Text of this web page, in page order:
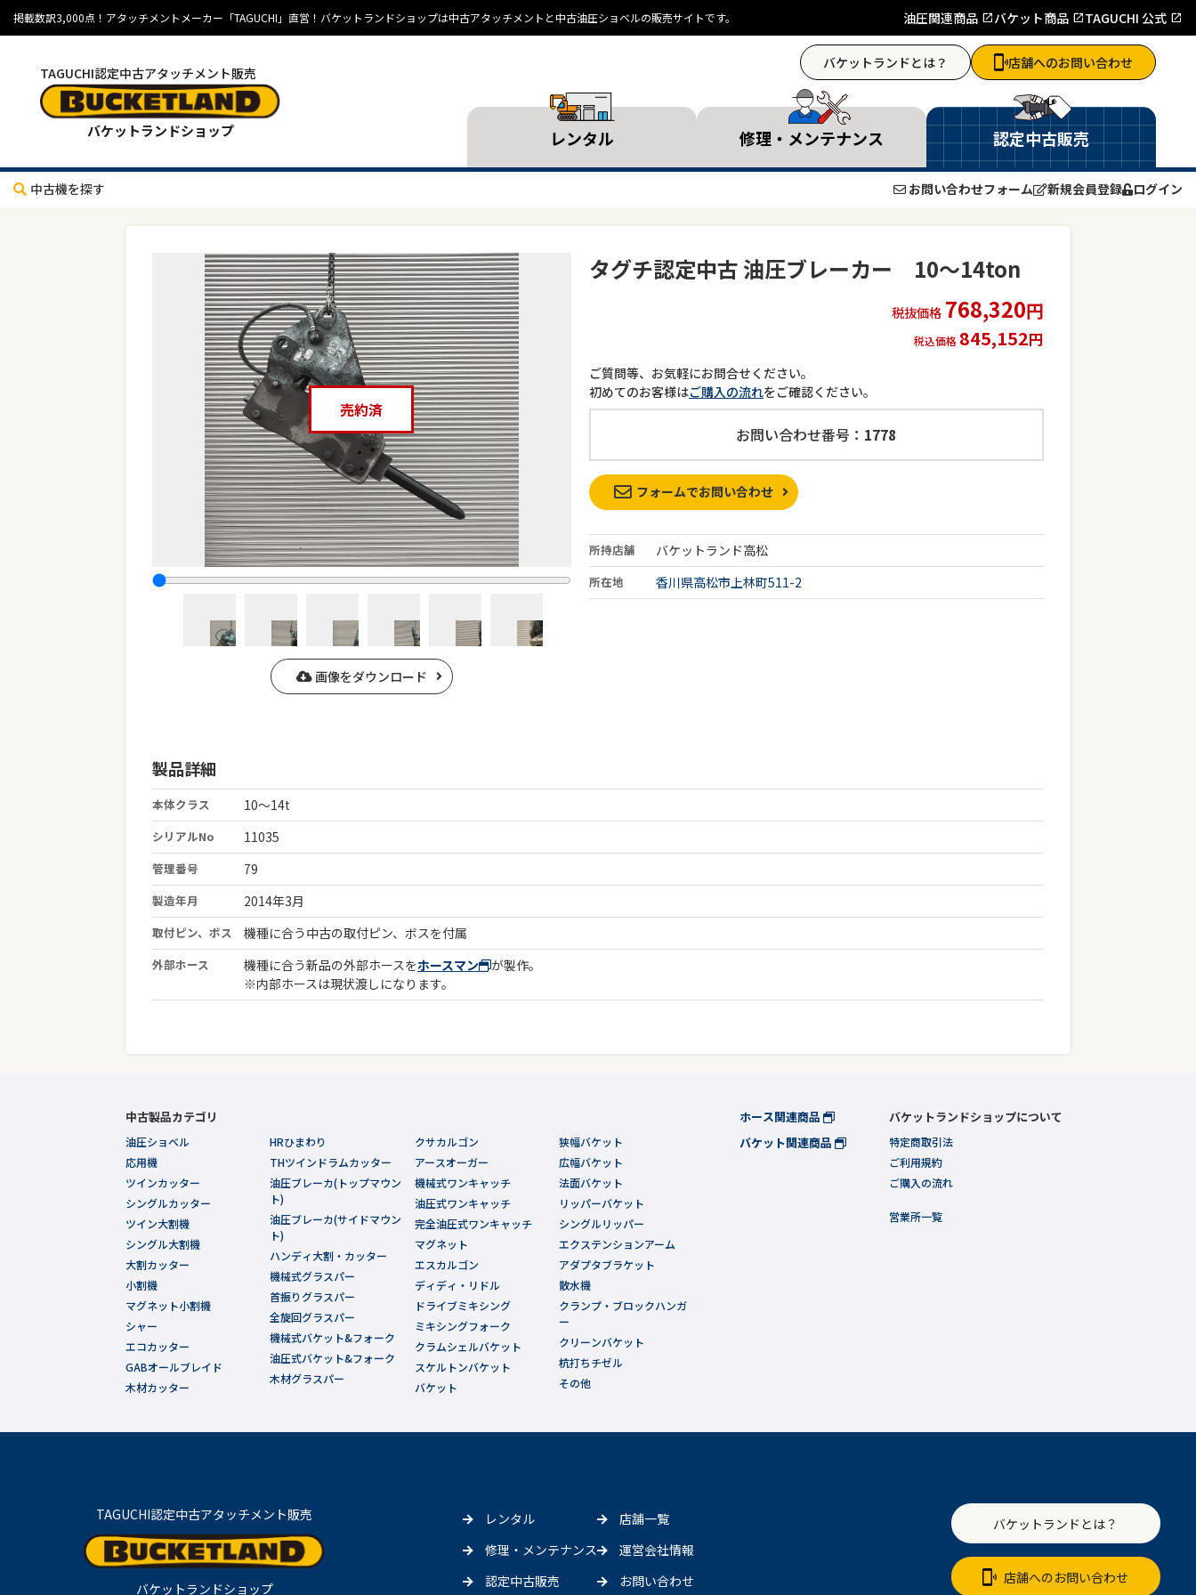
掲載数訳3,000点！アタッチメントメーカー「TAGUCHI」直営！バケットランドショップは中古アタッチメントと中古油圧ショベルの販売サイトです。 油圧関連商品 バケット商品 TAGUCHI 公式
TAGUCHI認定中古アタッチメント販売
バケットランドショップ
バケットランドとは？ 店舗へのお問い合わせ
レンタル 修理・メンテナンス 認定中古販売
中古機を探す お問い合わせフォーム 新規会員登録 ログイン
タグチ認定中古 油圧ブレーカー 10～14ton
税抜価格 768,320円
税込価格 845,152円
売約済
画像をダウンロード
ご質問等、お気軽にお問合せください。
初めてのお客様はご購入の流れをご確認ください。
お問い合わせ番号： 1778
フォームでお問い合わせ
所持店舗 バケットランド高松
所在地 香川県高松市上林町511-2
製品詳細
本体クラス 10～14t
シリアルNo 11035
管理番号 79
製造年月 2014年3月
取付ピン、ボス 機種に合う中古の取付ピン、ボスを付属
外部ホース 機種に合う新品の外部ホースをホースマン
が製作。
※内部ホースは現状渡しになります。
中古製品カテゴリ
油圧ショベル
応用機
ツインカッター
シングルカッター
ツイン大割機
シングル大割機
大割カッター
小割機
マグネット小割機
シャー
エコカッター
GABオールブレイド
木材カッター
HRひまわり
THツインドラムカッター
油圧ブレーカ(トップマウン
ト)
油圧ブレーカ(サイドマウン
ト)
ハンディ大割・カッター
機械式グラスパー
首振りグラスパー
全旋回グラスパー
機械式バケット&フォーク
油圧式バケット&フォーク
木材グラスパー
クサカルゴン
アースオーガー
機械式ワンキャッチ
油圧式ワンキャッチ
完全油圧式ワンキャッチ
マグネット
エスカルゴン
ディディ・リドル
ドライブミキシング
ミキシングフォーク
クラムシェルバケット
スケルトンバケット
バケット
狭幅バケット
広幅バケット
法面バケット
リッパーバケット
シングルリッパー
エクステンションアーム
アダプタブラケット
散水機
クランプ・ブロックハンガ
ー
クリーンバケット
杭打ちチゼル
その他
ホース関連商品
バケット関連商品
バケットランドショップについて
特定商取引法
ご利用規約
ご購入の流れ
営業所一覧
TAGUCHI認定中古アタッチメント販売
バケットランドショップ
レンタル
修理・メンテナンス
認定中古販売
店舗一覧
運営会社情報
お問い合わせ
バケットランドとは？
店舗へのお問い合わせ